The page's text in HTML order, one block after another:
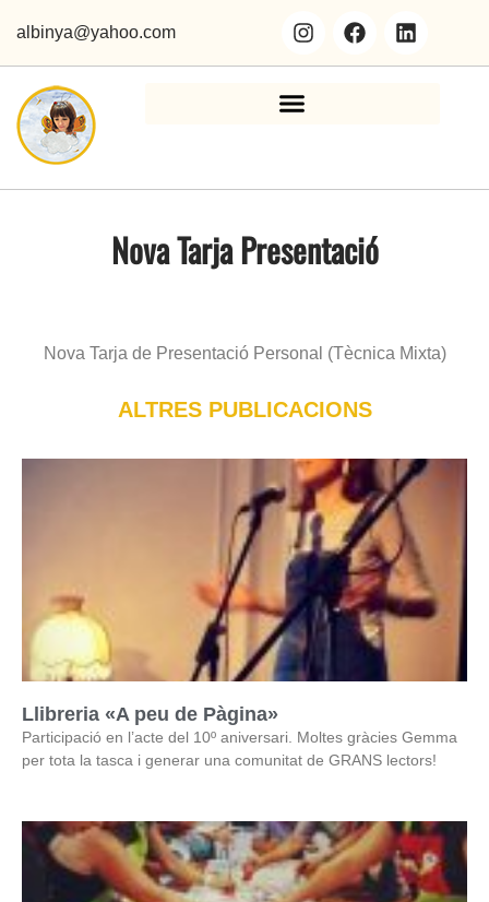
albinya@yahoo.com
Nova Tarja Presentació
Nova Tarja de Presentació Personal (Tècnica Mixta)
ALTRES PUBLICACIONS
Llibreria «A peu de Pàgina»
Participació en l’acte del 10º aniversari. Moltes gràcies Gemma
per tota la tasca i generar una comunitat de GRANS lectors!